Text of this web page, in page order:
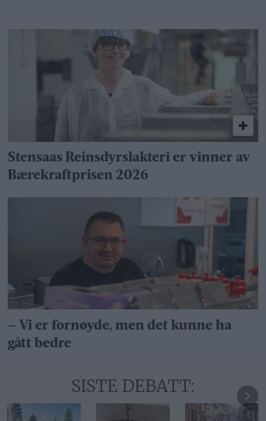
Stensaas Reinsdyrslakteri er vinner av
Bærekraftprisen 2026
– Vi er fornøyde, men det kunne ha
gått bedre
SISTE DEBATT: